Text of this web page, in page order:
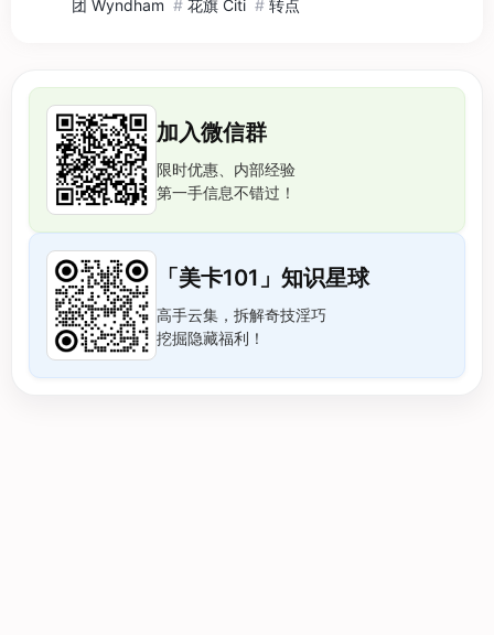
团 Wyndham # 花旗 Citi # 转点
加入微信群
限时优惠、内部经验
第一手信息不错过！
「美卡101」知识星球
高手云集，拆解奇技淫巧
挖掘隐藏福利！